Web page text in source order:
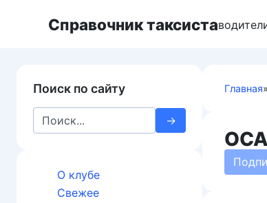
Справочник таксиста
Главная»
Поиск по сайту
Search
for:
О клубе
Свежее